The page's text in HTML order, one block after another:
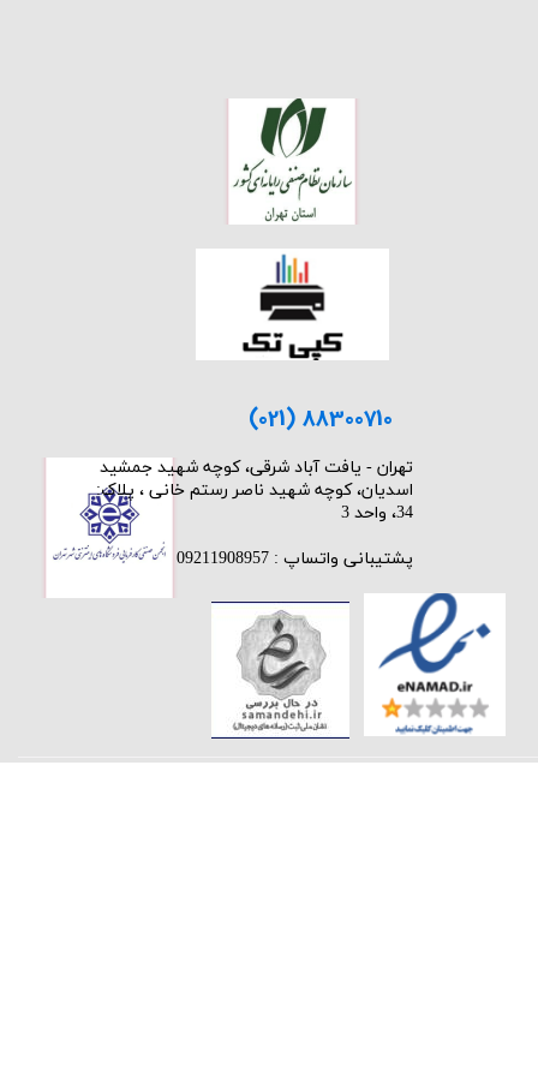
(021) 88300710
​تهران - یافت آباد شرقی، کوچه شهید جمشید
اسدیان، کوچه شهید ناصر رستم خانی ، پلاک:
34، واحد 3
پشتیبانی واتساپ : 09211908957